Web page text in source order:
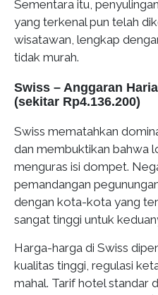
Sementara itu,
yang terkenal pun telah
wisatawan, lengkap
tidak murah.
Swiss – Anggaran
(sekitar Rp4.136.200)
Swiss mematahkan
dan membuktikan bahwa
menguras isi dompet.
pemandangan
dengan kota-kota yang
sangat tinggi untuk
Harga-harga di Swiss
kualitas tinggi, regulasi
mahal. Tarif hotel standar